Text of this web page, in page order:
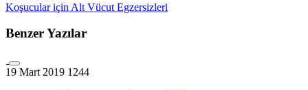
Koşucular için Alt Vücut Egzersizleri
Benzer Yazılar
19 Mart 2019 1244